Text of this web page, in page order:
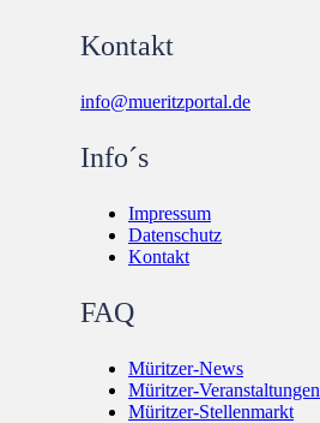
Kontakt
info@mueritzportal.de
Info´s
Impressum
Datenschutz
Kontakt
FAQ
Müritzer-News
Müritzer-Veranstaltungen
Müritzer-Stellenmarkt